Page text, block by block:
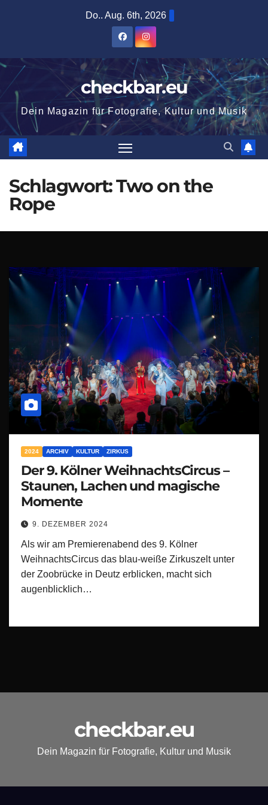
Do.. Aug. 6th, 2026
checkbar.eu
Dein Magazin für Fotografie, Kultur und Musik
Schlagwort:Two on the
Rope
2024 ARCHIV KULTUR ZIRKUS
Der 9. Kölner WeihnachtsCircus –
Staunen, Lachen und magische
Momente
9. DEZEMBER 2024
Als wir am Premierenabend des 9. Kölner
WeihnachtsCircus das blau-weiße Zirkuszelt unter
der Zoobrücke in Deutz erblicken, macht sich
augenblicklich…
checkbar.eu
Dein Magazin für Fotografie, Kultur und Musik